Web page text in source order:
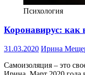
Психология
Коронавирус: как
31.03.2020 Ирина
Самоизоляция – это